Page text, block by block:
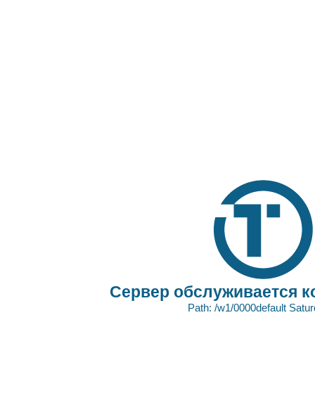
Сервер обслуживается
Path: /w1/0000default